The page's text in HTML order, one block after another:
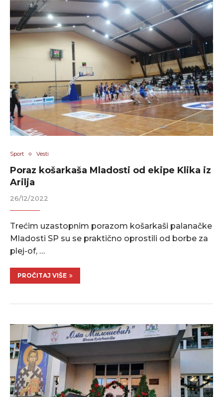
Sport Vesti
Poraz košarkaša Mladosti od ekipe Klika iz
Arilja
26/12/2022
Trećim uzastopnim porazom košarkaši palanačke
Mladosti SP su se praktično oprostili od borbe za
plej-of, …
PROČITAJ VIŠE